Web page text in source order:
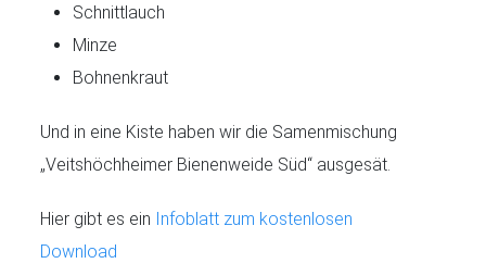
Schnittlauch
Minze
Bohnenkraut
Und in eine Kiste haben wir die Samenmischung
„Veitshöchheimer Bienenweide Süd“ ausgesät.
Hier gibt es ein Infoblatt zum kostenlosen
Download